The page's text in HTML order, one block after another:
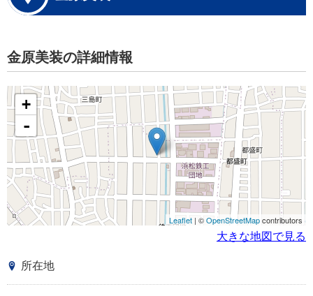
金原美装の詳細情報
+
-
Leaflet | ©OpenStreetMapcontributors
大きな地図で見る
所在地